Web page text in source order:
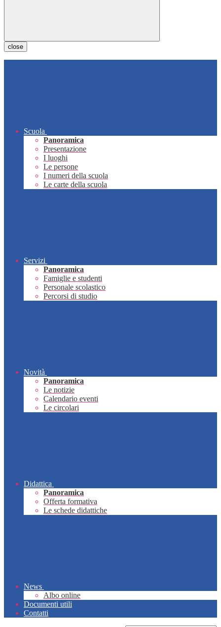
close
Scuola
Panoramica
Presentazione
I luoghi
Le persone
I numeri della scuola
Le carte della scuola
Servizi
Panoramica
Famiglie e studenti
Personale scolastico
Percorsi di studio
Novità
Panoramica
Le notizie
Calendario eventi
Le circolari
Didattica
Panoramica
Offerta formativa
Le schede didattiche
News
Albo online
Documenti utili
Contatti